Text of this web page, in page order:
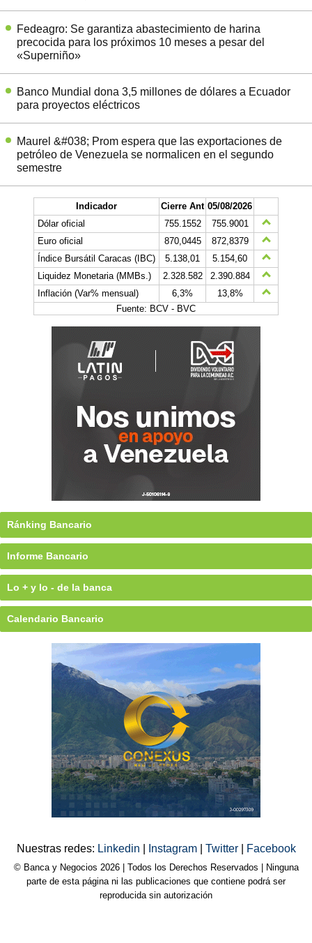
Fedeagro: Se garantiza abastecimiento de harina
precocida para los próximos 10 meses a pesar del
«Superniño»
Banco Mundial dona 3,5 millones de dólares a Ecuador
para proyectos eléctricos
Maurel &#038; Prom espera que las exportaciones de
petróleo de Venezuela se normalicen en el segundo
semestre
Indicador Cierre Ant 05/08/2026
Dólar oficial
755.1552
755.9001
Euro oficial
870,0445
872,8379
Índice Bursátil Caracas (IBC)
5.138,01
5.154,60
Liquidez Monetaria (MMBs.)
2.328.582
2.390.884
Inflación (Var% mensual)
6,3%
13,8%
Fuente: BCV - BVC
Ránking Bancario
Informe Bancario
Lo + y lo - de la banca
Calendario Bancario
Nuestras redes: Linkedin Instagram Twitter Facebook
© Banca y Negocios 2026 | Todos los Derechos Reservados | Ninguna
parte de esta página ni las publicaciones que contiene podrá ser
reproducida sin autorización